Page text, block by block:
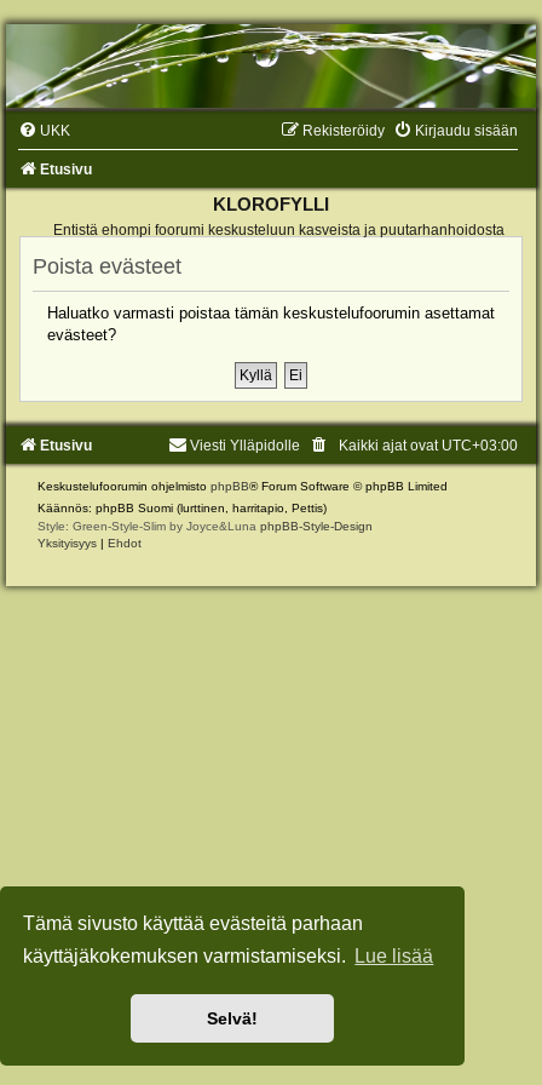
Tämä sivusto käyttää evästeitä parhaan
käyttäjäkokemuksen varmistamiseksi.
Lue lisää
Selvä!
UKK Kirjaudu sisään
Rekisteröidy
Etusivu
KLOROFYLLI
Entistä ehompi foorumi keskusteluun kasveista ja puutarhanhoidosta
Poista evästeet
Haluatko varmasti poistaa tämän keskustelufoorumin asettamat
evästeet?
Etusivu Kaikki ajat ovat UTC+03:00
Viesti Ylläpidolle
Keskustelufoorumin ohjelmisto phpBB® Forum Software © phpBB Limited
Käännös: phpBB Suomi (lurttinen, harritapio, Pettis)
Style: Green-Style-Slim by Joyce&Luna phpBB-Style-Design
Yksityisyys | Ehdot